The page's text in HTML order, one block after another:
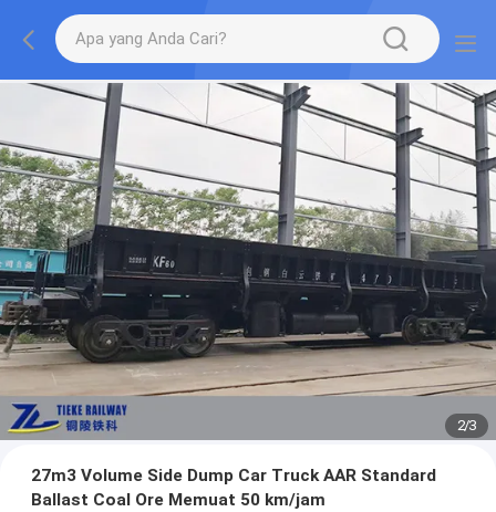
2/3
27m3 Volume Side Dump Car Truck AAR Standard
Ballast Coal Ore Memuat 50 km/jam